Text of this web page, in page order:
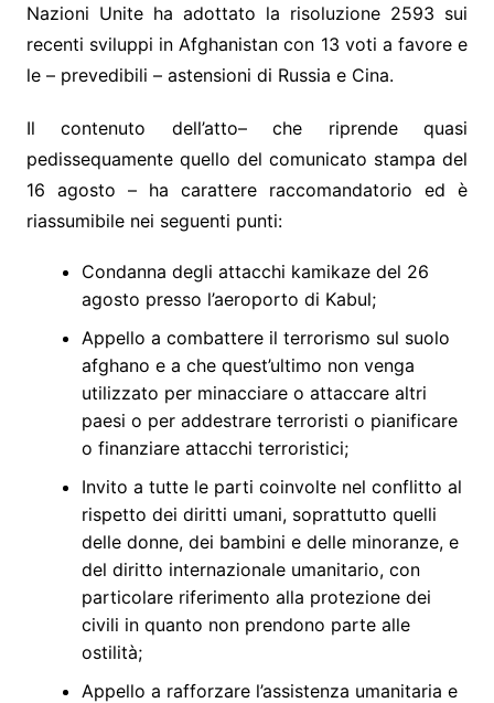
Nazioni Unite ha adottato la risoluzione 2593 sui
recenti sviluppi in Afghanistan con 13 voti a favore e
le – prevedibili – astensioni di Russia e Cina.
Il contenuto dell’atto– che riprende quasi
pedissequamente quello del comunicato stampa del
16 agosto – ha carattere raccomandatorio ed è
riassumibile nei seguenti punti:
Condanna degli attacchi kamikaze del 26
agosto presso l’aeroporto di Kabul;
Appello a combattere il terrorismo sul suolo
afghano e a che quest’ultimo non venga
utilizzato per minacciare o attaccare altri
paesi o per addestrare terroristi o pianificare
o finanziare attacchi terroristici;
Invito a tutte le parti coinvolte nel conflitto al
rispetto dei diritti umani, soprattutto quelli
delle donne, dei bambini e delle minoranze, e
del diritto internazionale umanitario, con
particolare riferimento alla protezione dei
civili in quanto non prendono parte alle
ostilità;
Appello a rafforzare l’assistenza umanitaria e